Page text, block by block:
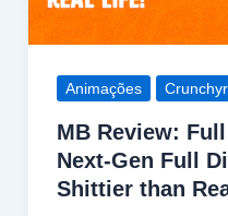
Animações
MB Review:
Next-Gen Full
Shittier than